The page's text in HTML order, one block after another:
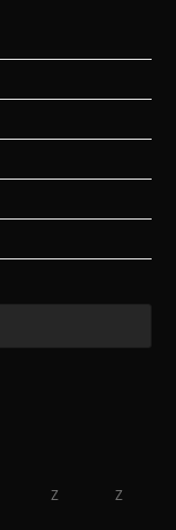
Z Z